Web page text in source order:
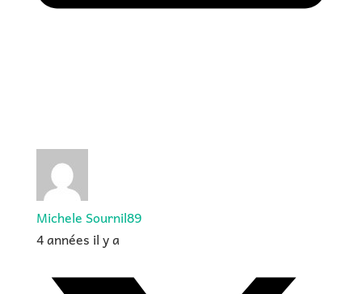
Michele Sournil89
4 années il y a